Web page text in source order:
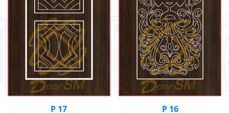
Р 17
Р 16